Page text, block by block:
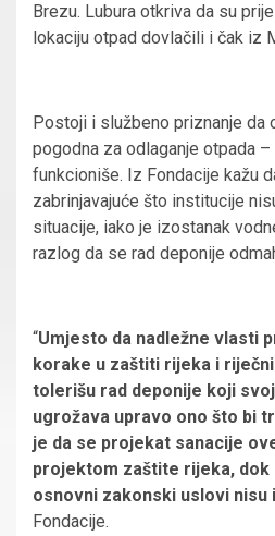
Brezu. Lubura otkriva da su
lokaciju otpad dovlačili i čak iz
Postoji i službeno priznanje da
pogodna za odlaganje otpada
funkcioniše. Iz Fondacije kažu
zabrinjavajuće što institucije
situacije, iako je izostanak
razlog da se rad deponije
“Umjesto da nadležne vlasti
korake u zaštiti rijeka i
tolerišu rad deponije koji
ugrožava upravo ono što bi
je da se projekat sanacije
projektom zaštite rijeka,
osnovni zakonski uslovi nisu
Fondacije.